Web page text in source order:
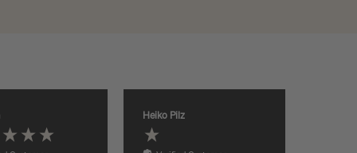
Heiko Pilz